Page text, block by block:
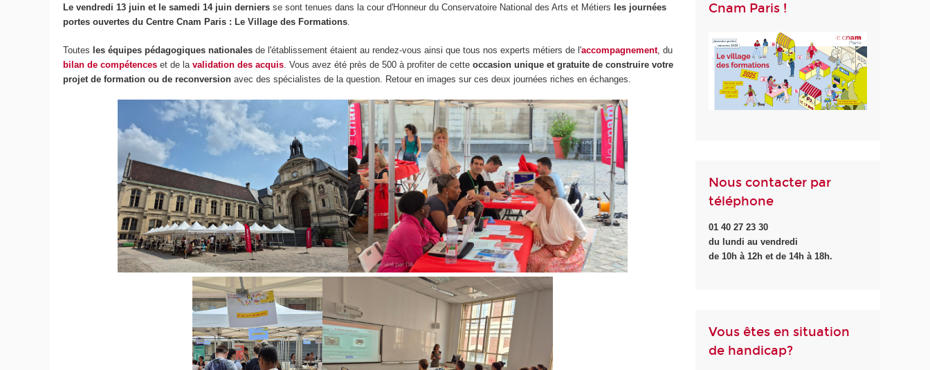
Le vendredi 13 juin et le samedi 14 juin derniers se sont tenues dans la cour d'Honneur du Conservatoire National des Arts et Métiers les journées
portes ouvertes du Centre Cnam Paris : Le Village des Formations.
Toutes les équipes pédagogiques nationales de l'établissement étaient au rendez-vous ainsi que tous nos experts métiers de l'accompagnement, du
bilan de compétences et de lavalidation des acquis . Vous avez été près de 500 à profiter de cetteoccasion unique et gratuite de construire votre
projet de formation ou de reconversion avec des spécialistes de la question. Retour en images sur ces deux journées riches en échanges.
Cnam Paris !
Nous contacter par
téléphone
01 40 27 23 30
du lundi au vendredi
de 10h à 12h et de 14h à 18h.
Vous êtes en situation
de handicap?